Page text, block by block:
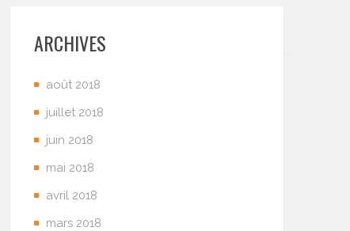
ARCHIVES
août 2018
juillet 2018
juin 2018
mai 2018
avril 2018
mars 2018